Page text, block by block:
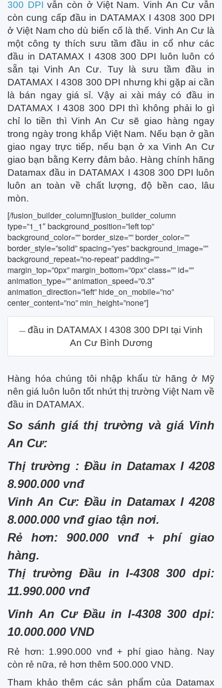
300 DPI vẫn còn ở Việt Nam. Vinh An Cư vẫn
còn cung cấp đầu in DATAMAX I 4308 300 DPI
ở Việt Nam cho dù biến cố là thế. Vinh An Cư là
một công ty thích sưu tầm đầu in cổ như các
đầu in DATAMAX I 4308 300 DPI luôn luôn có
sẵn tại Vinh An Cư. Tuy là sưu tầm đầu in
DATAMAX I 4308 300 DPI nhưng khi gặp ai cần
là bán ngay giá sỉ. Vậy ai xài máy có đầu in
DATAMAX I 4308 300 DPI thì không phải lo gì
chỉ lo tiền thì Vinh An Cư sẽ giao hàng ngay
trong ngày trong khắp Việt Nam. Nếu bạn ở gần
giao ngay trực tiếp, nếu bạn ở xa Vinh An Cư
giao bạn bằng Kerry đảm bảo. Hàng chính hãng
Datamax đầu in DATAMAX I 4308 300 DPI luôn
luôn an toàn về chất lượng, độ bền cao, lâu
mòn.
[/fusion_builder_column][fusion_builder_column
type=”1_1″ background_position=”left top”
background_color=”” border_size=”” border_color=””
border_style=”solid” spacing=”yes” background_image=””
background_repeat=”no-repeat” padding=””
margin_top=”0px” margin_bottom=”0px” class=”” id=””
animation_type=”” animation_speed=”0.3″
animation_direction=”left” hide_on_mobile=”no”
center_content=”no” min_height=”none”]
đầu in DATAMAX I 4308 300 DPI tại Vinh
An Cư Bình Dương
Hàng hóa chúng tôi nhập khẩu từ hãng ở Mỹ
nên giá luôn luôn tốt nhứt thị trường Việt Nam về
đầu in DATAMAX.
So sánh giá thị trường và giá Vinh
An Cư:
Thị trường : Đầu in Datamax I 4208
8.900.000 vnđ
Vinh An Cư: Đầu in Datamax I 4208
8.000.000 vnđ giao tận nơi.
Rẻ hơn: 900.000 vnđ + phí giao
hàng.
Thị trường Đầu in I-4308 300 dpi:
11.990.000 vnđ
Vinh An Cư Đầu in I-4308 300 dpi:
10.000.000 VND
Rẻ hơn: 1.990.000 vnđ + phí giao hàng. Nay
còn rẻ nữa, rẻ hơn thêm 500.000 VND.
Tham khảo thêm các sản phẩm của Datamax